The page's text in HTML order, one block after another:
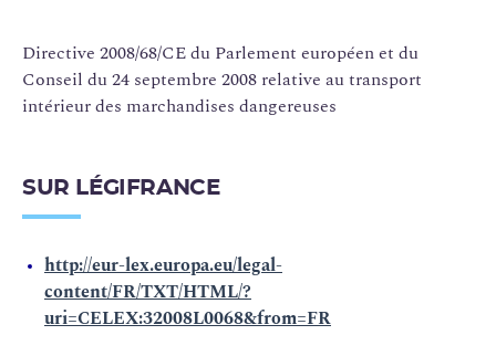
Directive 2008/68/CE du Parlement européen et du
Conseil du 24 septembre 2008 relative au transport
intérieur des marchandises dangereuses
SUR LÉGIFRANCE
http://eur-lex.europa.eu/legal-
content/FR/TXT/HTML/?
uri=CELEX:32008L0068&from=FR